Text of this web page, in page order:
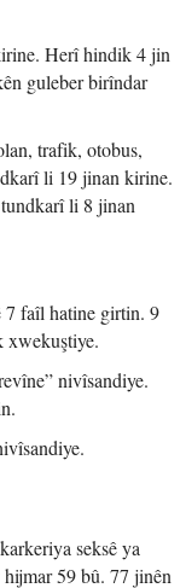
Herî hindik 4 jin
guleber birîndar
trafik, otobus,
li 19 jinan kirine.
li 8 jinan
faîl hatine girtin. 9
xwekuştiye.
nivîsandiye.
seksê ya
59 bû. 77 jinên